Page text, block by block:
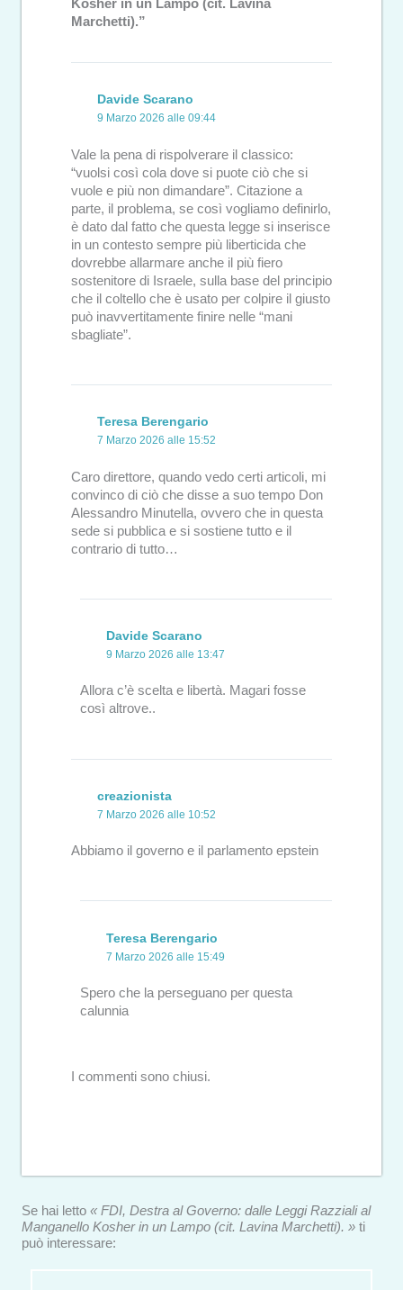
Kosher in un Lampo (cit. Lavina
Marchetti).”
Davide Scarano
9 Marzo 2026 alle 09:44
Vale la pena di rispolverare il classico:
“vuolsi così cola dove si puote ciò che si
vuole e più non dimandare”. Citazione a
parte, il problema, se così vogliamo definirlo,
è dato dal fatto che questa legge si inserisce
in un contesto sempre più liberticida che
dovrebbe allarmare anche il più fiero
sostenitore di Israele, sulla base del principio
che il coltello che è usato per colpire il giusto
può inavvertitamente finire nelle “mani
sbagliate”.
Teresa Berengario
7 Marzo 2026 alle 15:52
Caro direttore, quando vedo certi articoli, mi
convinco di ciò che disse a suo tempo Don
Alessandro Minutella, ovvero che in questa
sede si pubblica e si sostiene tutto e il
contrario di tutto…
Davide Scarano
9 Marzo 2026 alle 13:47
Allora c’è scelta e libertà. Magari fosse
così altrove..
creazionista
7 Marzo 2026 alle 10:52
Abbiamo il governo e il parlamento epstein
Teresa Berengario
7 Marzo 2026 alle 15:49
Spero che la perseguano per questa
calunnia
I commenti sono chiusi.
Se hai letto « FDI, Destra al Governo: dalle Leggi Razziali al
Manganello Kosher in un Lampo (cit. Lavina Marchetti). » ti
può interessare: